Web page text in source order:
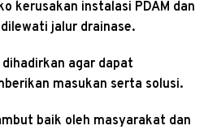
kerusakan instalasi PDAM dan
jalur drainase.
agar dapat
masukan serta solusi.
baik oleh masyarakat dan